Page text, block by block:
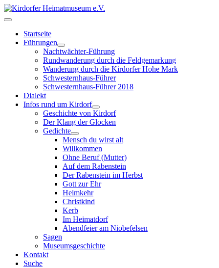
Startseite
Führungen
Nachtwächter-Führung
Rundwanderung durch die Feldgemarkung
Wanderung durch die Kirdorfer Hohe Mark
Schwesternhaus-Führer
Schwesternhaus-Führer 2018
Dialekt
Infos rund um Kirdorf
Geschichte von Kirdorf
Der Klang der Glocken
Gedichte
Mensch du wirst alt
Willkommen
Ohne Beruf (Mutter)
Auf dem Rabenstein
Der Rabenstein im Herbst
Gott zur Ehr
Heimkehr
Christkind
Kerb
Im Heimatdorf
Abendfeier am Niobefelsen
Sagen
Museumsgeschichte
Kontakt
Suche